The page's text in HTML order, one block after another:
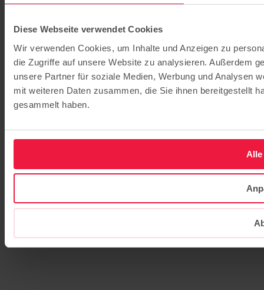
Diese Webseite verwendet Cookies
Wir verwenden Cookies, um Inhalte und Anzeigen zu
die Zugriffe auf unsere Website zu analysieren. Außerdem
unsere Partner für soziale Medien, Werbung und Analysen
mit weiteren Daten zusammen, die Sie ihnen bereitgestellt
gesammelt haben.
Alle